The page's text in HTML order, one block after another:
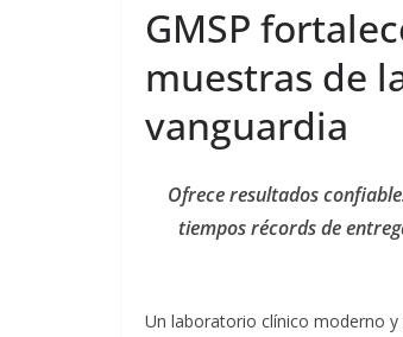
GMSP
muestras de
vanguardia
Ofrece resultados
tiempos récords de
Un laboratorio clínico moderno